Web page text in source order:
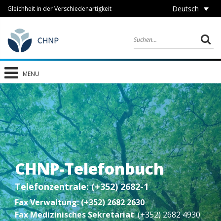
Gleichheit in der Verschiedenartigkeit Deutsch
MENU
CHNP-Telefonbuch
Telefonzentrale: (+352) 2682-1
Fax Verwaltung: (+352) 2682 2630
Fax Medizinisches Sekretariat: (+352) 2682 4930